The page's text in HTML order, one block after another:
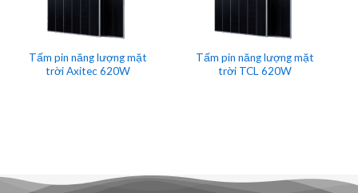
Tấm pin năng lượng mặt
trời Axitec 620W
Tấm pin năng lượng mặt
trời TCL 620W